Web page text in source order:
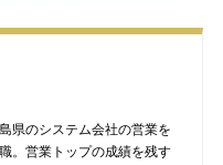
県のシステム会社の営業を
。営業トップの成績を残す